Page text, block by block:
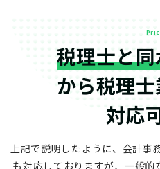
税理士と
から税理
対応
上記で説明したように、会計事
も対応しておりますが、 一般的